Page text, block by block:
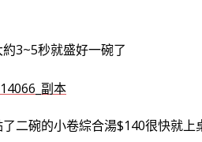
約3~5秒就盛好一碗了
二碗的小卷綜合湯$140很快就上